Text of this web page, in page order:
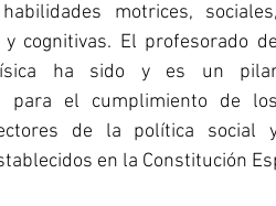
motrices, sociales,
y cognitivas. El profesorado de
física ha sido y es un
para el cumplimiento de los
de la política social
en la Constitución